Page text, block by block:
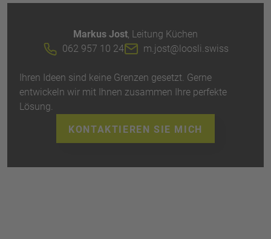
Markus Jost, Leitung Küchen
062 957 10 24
m.jost@loosli.swiss
Ihren Ideen sind keine Grenzen gesetzt. Gerne
entwickeln wir mit Ihnen zusammen Ihre perfekte
Lösung.
KONTAKTIEREN SIE MICH